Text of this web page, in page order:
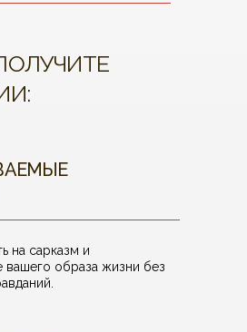
на сарказм и
вашего образа жизни без